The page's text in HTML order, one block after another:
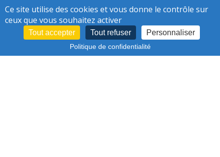
Actualités
Jobs
Presse
Contact
Ce site utilise des cookies et vous donne le contrôle sur
ceux que vous souhaitez activer
Tout accepter Tout refuser Personnaliser
Politique de confidentialité